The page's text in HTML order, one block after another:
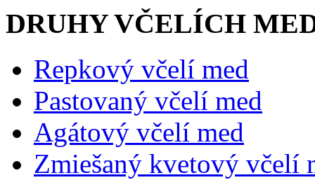
DRUHY VČELÍCH
Repkový včelí med
Pastovaný včelí med
Agátový včelí med
Zmiešaný kvetový včelí